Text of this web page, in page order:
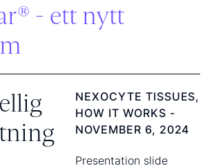
- ett nytt
NEXOCYTE TISSUES,
HOW IT WORKS -
NOVEMBER 6, 2024
Presentation slide